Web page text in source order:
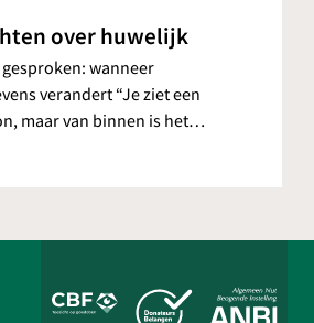
over huwelijk
wanneer
verandert “Je ziet een
maar van binnen is het…